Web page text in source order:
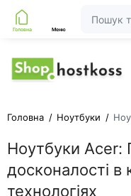
Головна Меню
Головна Ноутбуки
Ноутбуки Acer:
досконалості
технологіях